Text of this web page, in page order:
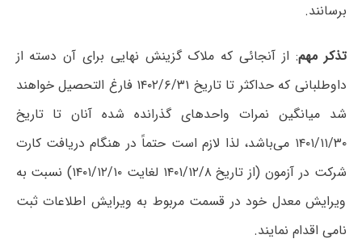
برسانند.
تذکر مهم: از آنجائی که ملاک گزینش نهایی برای آن دسته از
داوطلبانی که حداکثر تا تاریخ ۱۴۰۲/۶/۳۱ فارغ التحصیل خواهند
شد میانگین نمرات واحدهای گذرانده شده آنان تا تاریخ
۱۴۰۱/۱۱/۳۰ می‌باشد، لذا لازم است حتماً در هنگام دریافت کارت
شرکت در آزمون (از تاریخ ۱۴۰۱/۱۲/۸ لغایت ۱۴۰۱/۱۲/۱۰) نسبت به
ویرایش معدل خود در قسمت مربوط به ویرایش اطلاعات ثبت
نامی اقدام نمایند.